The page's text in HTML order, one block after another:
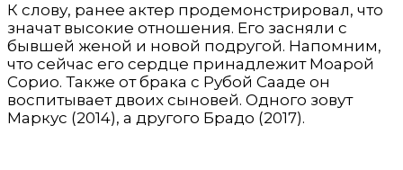
К слову, ранее актер продемонстрировал, что
значат высокие отношения. Его засняли с
бывшей женой и новой подругой. Напомним,
что сейчас его сердце принадлежит Моарой
Сорио. Также от брака с Рубой Сааде он
воспитывает двоих сыновей. Одного зовут
Маркус (2014), а другого Брадо (2017).